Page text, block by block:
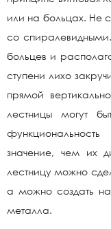
или на больцах. Не
со
больцев и
ступени лихо
прямой
лестницы могут
значение, чем их
лестницу можно
а можно создать
металла.